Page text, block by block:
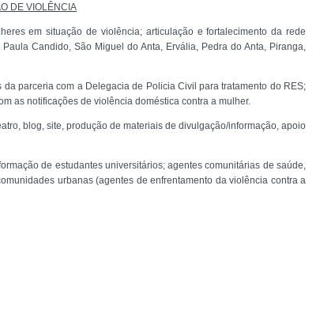
DE VIOLÊNCIA
em situação de violência; articulação e fortalecimento da rede
Candido, São Miguel do Anta, Ervália, Pedra do Anta, Piranga,
parceria com a Delegacia de Policia Civil para tratamento do RES;
as notificações de violência doméstica contra a mulher.
blog, site, produção de materiais de divulgação/informação, apoio
de estudantes universitários; agentes comunitárias de saúde,
urbanas (agentes de enfrentamento da violência contra a